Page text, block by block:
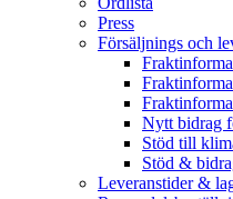
Press
Försäljnings och
Nytt bidrag
Stöd till
Stöd &
Leveranstider &